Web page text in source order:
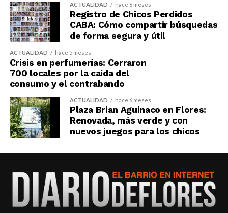
ACTUALIDAD hace 6 meses
Registro de Chicos Perdidos
CABA: Cómo compartir búsquedas
de forma segura y útil
ACTUALIDAD hace 5 meses
Crisis en perfumerías: Cerraron
700 locales por la caída del
consumo y el contrabando
ACTUALIDAD hace 6 meses
Plaza Brian Aguinaco en Flores:
Renovada, más verde y con
nuevos juegos para los chicos